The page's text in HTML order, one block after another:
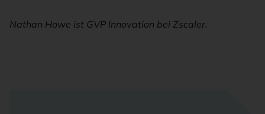
Nathan Howe ist GVP Innovation bei Zscaler.